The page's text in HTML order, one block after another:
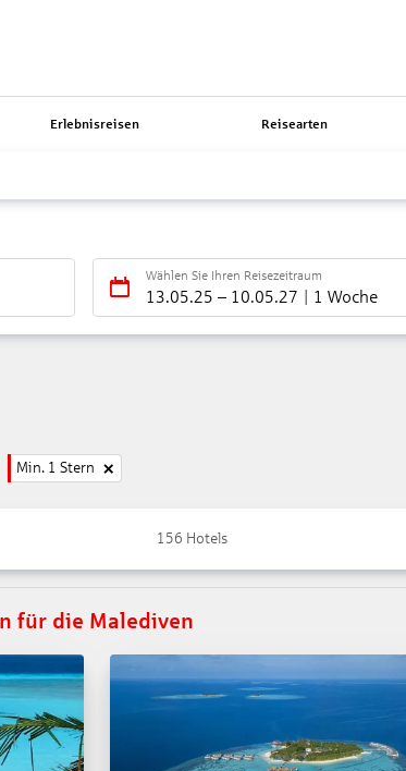
Erlebnisreisen Reisearten
Wählen Sie Ihren Reisezeitraum
13.05.25 – 10.05.27 1 Woche
Min. 1 Stern
156 Hotels
für die Malediven